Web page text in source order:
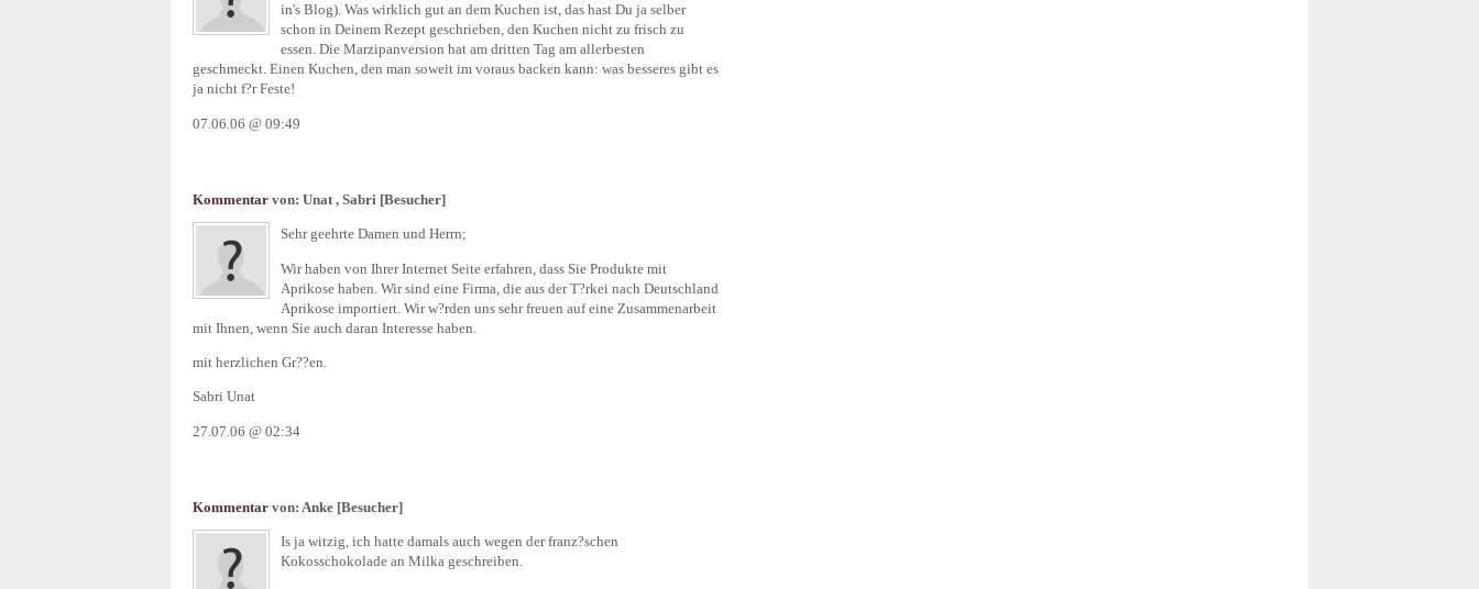
in's Blog). Was wirklich gut an dem Kuchen ist, das hast Du ja selber
schon in Deinem Rezept geschrieben, den Kuchen nicht zu frisch zu
essen. Die Marzipanversion hat am dritten Tag am allerbesten
geschmeckt. Einen Kuchen, den man soweit im voraus backen kann: was besseres gibt es
ja nicht f?r Feste!
07.06.06 @ 09:49
Kommentar von: Unat , Sabri [Besucher]
Sehr geehrte Damen und Herrn;
Wir haben von Ihrer Internet Seite erfahren, dass Sie Produkte mit
Aprikose haben. Wir sind eine Firma, die aus der T?rkei nach Deutschland
Aprikose importiert. Wir w?rden uns sehr freuen auf eine Zusammenarbeit
mit Ihnen, wenn Sie auch daran Interesse haben.
mit herzlichen Gr??en.
Sabri Unat
27.07.06 @ 02:34
Kommentar von: Anke [Besucher]
Is ja witzig, ich hatte damals auch wegen der franz?schen
Kokosschokolade an Milka geschreiben.